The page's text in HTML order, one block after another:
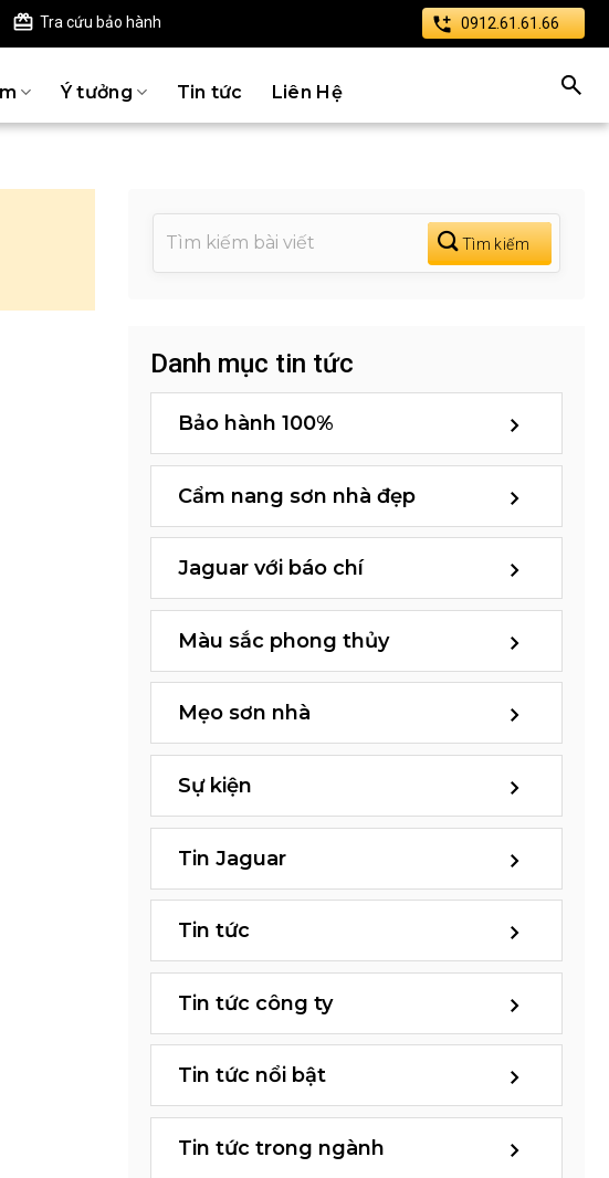
Tra cứu bảo hành 0912.61.61.66
Ý tưởng Tin tức Liên Hệ
Danh mục tin tức
Bảo hành 100%
Cẩm nang sơn nhà đẹp
Jaguar với báo chí
Màu sắc phong thủy
Mẹo sơn nhà
Sự kiện
Tin Jaguar
Tin tức
Tin tức công ty
Tin tức nổi bật
Tin tức trong ngành